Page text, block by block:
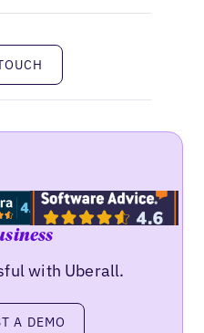
with Uberall.
A DEMO